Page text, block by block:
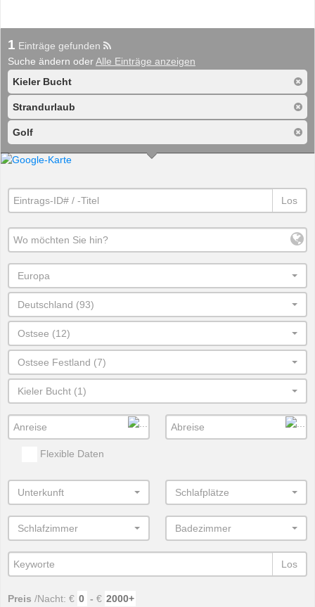
1 Einträge gefunden
Suche ändern oderAlle Einträge anzeigen
Kieler Bucht
Strandurlaub
Golf
Los
Europa
Deutschland (93)
Ostsee (12)
Ostsee Festland (7)
Kieler Bucht (1)
Flexible Daten
Unterkunft Schlafplätze
Schlafzimmer Badezimmer
Los
Preis /Nacht: € - €